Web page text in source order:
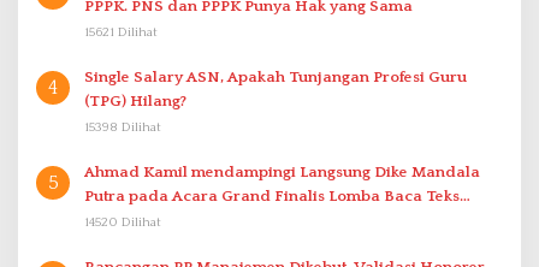
PPPK. PNS dan PPPK Punya Hak yang Sama
15621 Dilihat
4
Single Salary ASN, Apakah Tunjangan Profesi Guru
(TPG) Hilang?
15398 Dilihat
5
Ahmad Kamil mendampingi Langsung Dike Mandala
Putra pada Acara Grand Finalis Lomba Baca Teks
Proklamasi Mirip Bung Karno di Bali
14520 Dilihat